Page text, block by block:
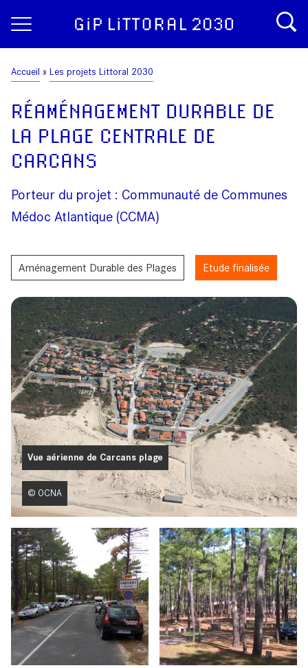
Fil
d'Ariane
Accueil Les projets Littoral 2030
RÉAMÉNAGEMENT DURABLE DE
LA PLAGE CENTRALE DE
CARCANS
Porteur du projet : Communauté de Communes
Médoc Atlantique (CCMA)
Aménagement Durable des Plages Etude finalisée
Vue aérienne de Carcans plage
© OCNA